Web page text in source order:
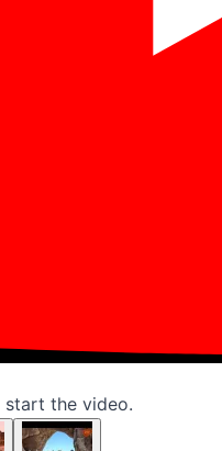
start the video.